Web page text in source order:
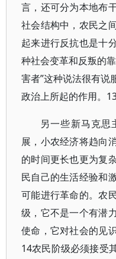
言，还可分为本地布
社会结构中，农民之
起来进行反抗也是十
种社会变革和反叛的
害者”这种说法很有说
政治上所起的作用。
另一些新马克思
展，小农经济将趋向
的时间更长也更为复
民自己的生活经验和
可能进行革命的。农
级，它不是一个有潜
使命，它对社会的见
14农民阶级必须接受